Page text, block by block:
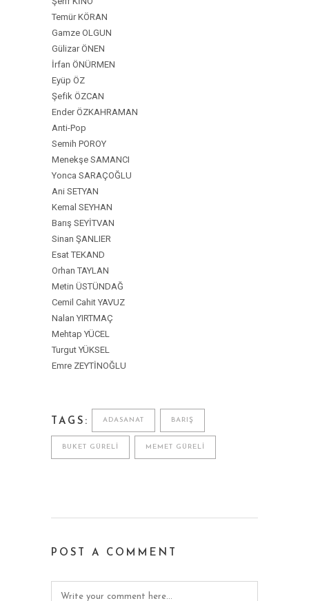
Temür KÖRAN
Gamze OLGUN
Gülizar ÖNEN
İrfan ÖNÜRMEN
Eyüp ÖZ
Şefik ÖZCAN
Ender ÖZKAHRAMAN
Anti-Pop
Semih POROY
Menekşe SAMANCI
Yonca SARAÇOĞLU
Ani SETYAN
Kemal SEYHAN
Barış SEYİTVAN
Sinan ŞANLIER
Esat TEKAND
Orhan TAYLAN
Metin ÜSTÜNDAĞ
Cemil Cahit YAVUZ
Nalan YIRTMAÇ
Mehtap YÜCEL
Turgut YÜKSEL
Emre ZEYTİNOĞLU
TAGS: ADASANAT BARIŞ
BUKET GÜRELI MEMET GÜRELI
POST A COMMENT